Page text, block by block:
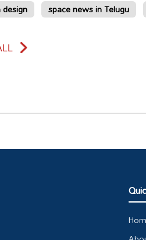
design
space news in Telugu